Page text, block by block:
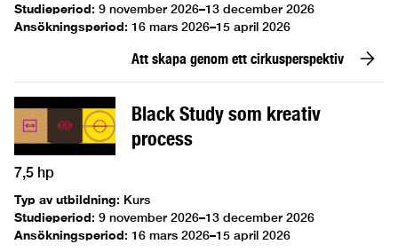
Studieperiod: 9 november 2026–13 december 2026
Ansökningsperiod: 16 mars 2026–15 april 2026
Att skapa genom ett cirkusperspektiv
Black Study som kreativ
process
7,5 hp
Typ av utbildning: Kurs
Studieperiod: 9 november 2026–13 december 2026
Ansökningsperiod: 16 mars 2026–15 april 2026